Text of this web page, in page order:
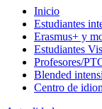
Inicio
Estudiantes
Erasmus+ y
Estudiantes
Profesores/
Blended
Centro de